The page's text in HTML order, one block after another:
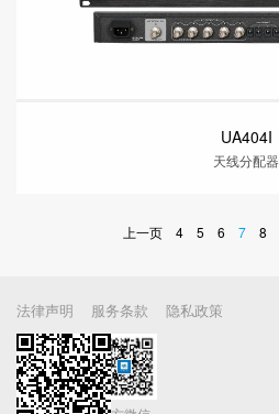
UA404I
天线分配器
上一页 4 5 6 7 8
法律声明 服务条款 隐私政策